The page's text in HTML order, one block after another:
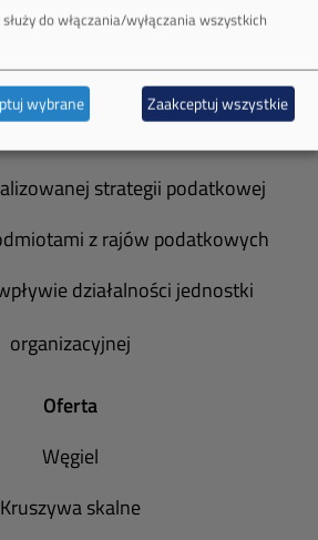
Górniczy Janina
Górniczy Sobieski
strategii podatkowej
z rajów podatkowych
działalności jednostki
organizacyjnej
Oferta
Węgiel
Kruszywa skalne
do włączania/wyłączania wszystkich
wybrane Zaakceptuj wszystkie